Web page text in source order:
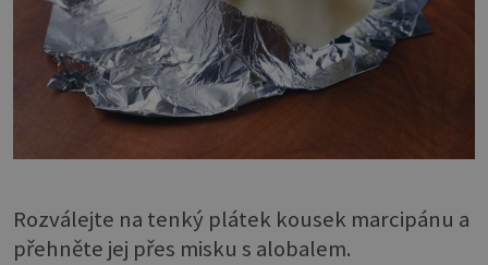
Rozválejte na tenký plátek kousek marcipánu a
přehněte jej přes misku s alobalem.